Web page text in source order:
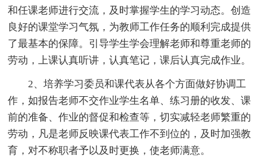
和任课老师进行交流，及时掌握学生的学习动态。创造
良好的课堂学习气氛，为教师工作任务的顺利完成提供
了最基本的保障。引导学生学会理解老师和尊重老师的
劳动，上课认真听讲，认真笔记，课后认真完成作业。
2、培养学习委员和课代表从各个方面做好协调工
作，如报告老师不交作业学生名单、练习册的收发、课
前的准备、作业的督促和检查等，切实减轻老师繁重的
劳动，凡是老师反映课代表工作不到位的，及时加强教
育，对不称职者予以及时更换，使老师满意。